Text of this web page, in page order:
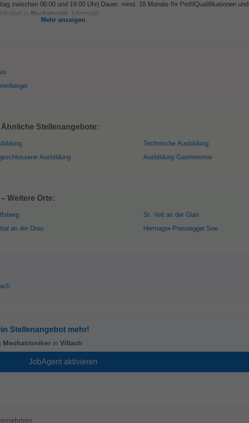
zwischen 06:00 und 19:00 Uhr) Dauer: mind. 18 Monate Ihr ProfilQualifikationen
in Mechatronik , Informatik...
Mehr anzeigen
Stellenangebote:
Ausbildung
Technische Ausbildung
Ausbildung Gastronomie
Weitere Orte:
an der Drau
St. Veit an der Glan
Hermagor-Pressegger See
Stellenangebot mehr!
Mechatroniker in Villach